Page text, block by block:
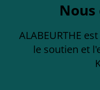
ALABEURTHE
le soutien et